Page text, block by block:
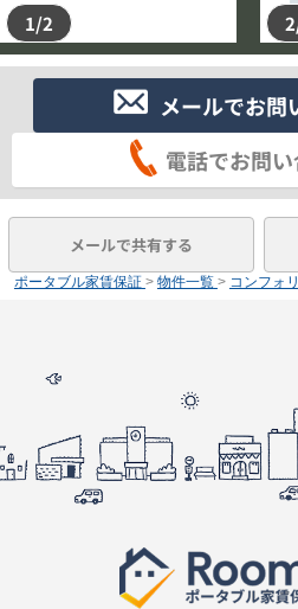
1/2
メールでお問
電話でお問
メールで共有する
ポータブル家賃保証 > 物件一覧 > コンフォ